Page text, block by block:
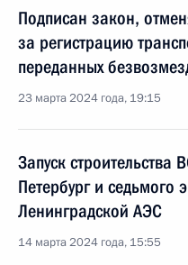
Подписан закон,
за регистрацию
переданных
23 марта 2024 года, 19:15
Запуск
Петербург и седьмого
Ленинградской АЭС
14 марта 2024 года, 15:55